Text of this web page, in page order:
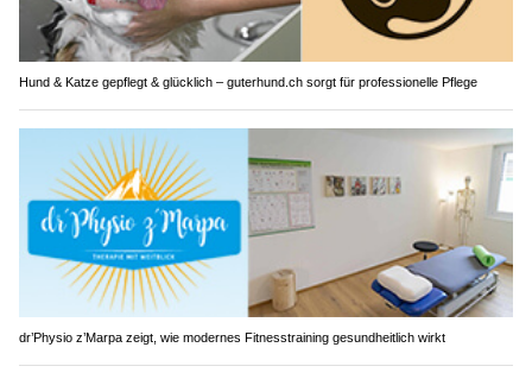
Hund & Katze gepflegt & glücklich – guterhund.ch sorgt für professionelle Pflege
dr’Physio z’Marpa zeigt, wie modernes Fitnesstraining gesundheitlich wirkt